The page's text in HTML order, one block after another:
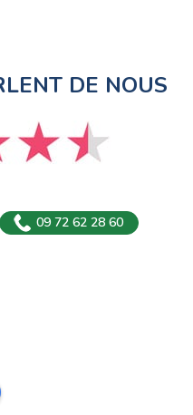
DE NOUS
09 72 62 28 60